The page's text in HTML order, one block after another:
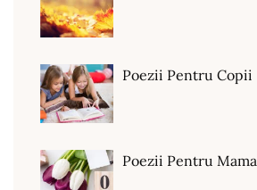
Poezii Pentru Copii
Poezii Pentru Mama